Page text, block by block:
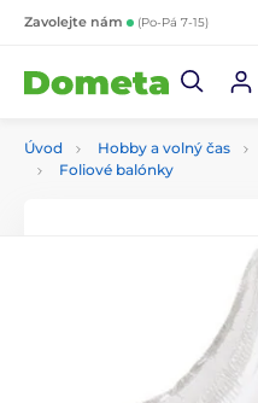
Zavolejte nám (Po-Pá 7-15)
Úvod Hobby a volný čas
Foliové balónky